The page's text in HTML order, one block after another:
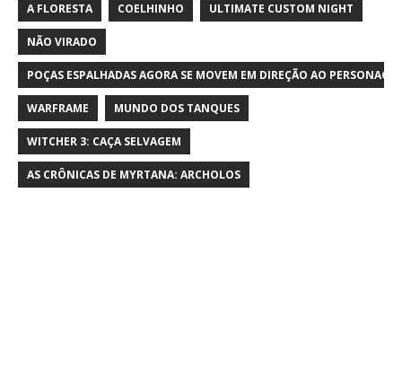
A FLORESTA COELHINHO ULTIMATE CUSTOM NIGHT
NÃO VIRADO
POÇAS ESPALHADAS AGORA SE MOVEM EM DIREÇÃO AO
WARFRAME MUNDO DOS TANQUES
WITCHER 3: CAÇA SELVAGEM
AS CRÔNICAS DE MYRTANA: ARCHOLOS